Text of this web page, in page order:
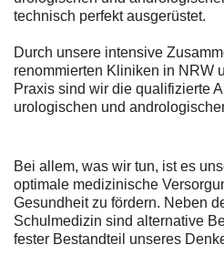
technisch perfekt ausgerüstet.
Durch unsere intensive
renommierten Kliniken in NRW
Praxis sind wir die qualifizierte
urologischen und
Bei allem, was wir tun, ist es
optimale medizinische
Gesundheit zu fördern. Neben
Schulmedizin sind alternative
fester Bestandteil unseres